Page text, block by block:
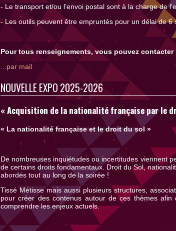
- Le transport et/ou l’envoi postal sont à la charge de
- Les outils peuvent être empruntés pour un délai de
Pour tous renseignements, vous pouvez contacter
...par mail
NOUVELLE EXPO 2025-2026
« Acquisition de la nationalité française par le
« La nationalité française et le droit du sol »
De nombreuses inquiétudes ou incertitudes viennent
de certains droits fondamentaux. Droit du Sol,
abordés tout au long de la soirée !
Tissé Métisse mais aussi plusieurs structures,
pour créer des contenus autour de ces thèmes
comprendre les enjeux actuels.